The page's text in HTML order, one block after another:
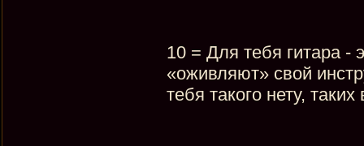
10 = Для тебя гитара
«оживляют» свой
тебя такого нету,